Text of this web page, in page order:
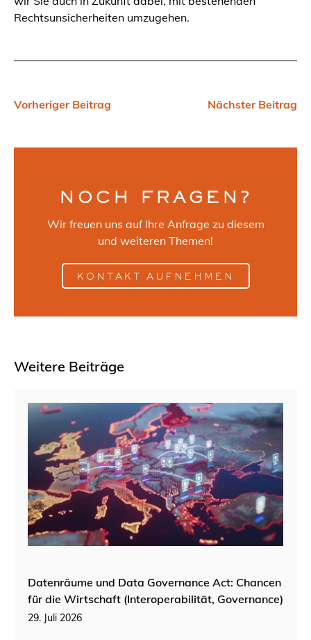
Rechtsunsicherheiten umzugehen.
Vorheriger Beitrag Nächster Beitrag
NOCH FRAGEN?
Wir freuen uns auf Ihre Anfrage zu diesem
und weiteren Themen!
KONTAKT AUFNEHMEN
Weitere Beiträge
Datenräume und Data Governance Act: Chancen
für die Wirtschaft (Interoperabilität, Governance)
29. Juli 2026